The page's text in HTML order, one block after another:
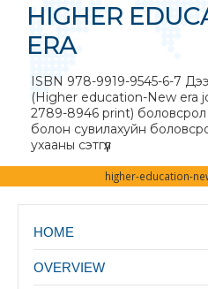
HIGHER
ERA
ISBN 978-9919-9545-6-7
(Higher education-New era
2789-8946 print) боловсрол
болон сувилахуйн
ухааны сэтгүүл
higher-education-
HOME
OVERVIEW